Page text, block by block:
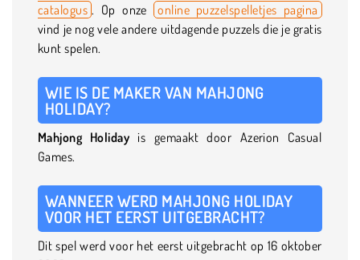
catalogus . Op onze online puzzelspelletjes pagina
vind je nog vele andere uitdagende puzzels die je gratis
kunt spelen.
WIE IS DE MAKER VAN MAHJONG
HOLIDAY?
Mahjong Holiday is gemaakt door Azerion Casual
Games.
WANNEER WERD MAHJONG HOLIDAY
VOOR HET EERST UITGEBRACHT?
Dit spel werd voor het eerst uitgebracht op 16 oktober